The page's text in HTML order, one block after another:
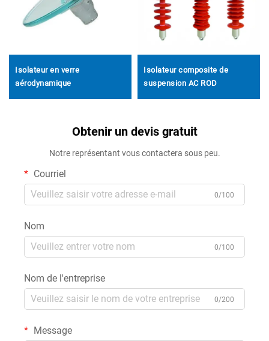
Isolateur en verre
aérodynamique
Isolateur composite de
suspension AC ROD
Obtenir un devis gratuit
Notre représentant vous contactera sous peu.
Courriel
0/100
Nom
0/100
Nom de l'entreprise
0/200
Message